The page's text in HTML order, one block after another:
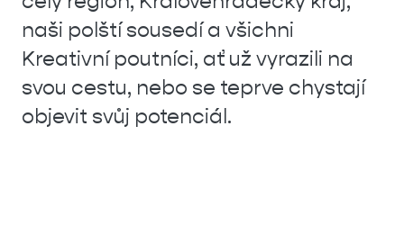
naši polští sousedí a všichni
Kreativní poutníci, ať už vyrazili na
svou cestu, nebo se teprve chystají
objevit svůj potenciál.